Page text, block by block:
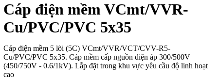
Cáp điện mềm VCmt/VVR-
Cu/PVC/PVC 5x35
Cáp điện mềm 5 lõi (5C) VCmt/VVR/VCT/CVV-R5-
Cu/PVC/PVC 5x35. Cáp mềm cấp nguồn điện áp 300/500V
(450/750V - 0.6/1kV). Lắp đặt trong khu vực yêu cầu độ linh hoạt
cao